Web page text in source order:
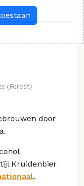
(Forest)
door
Kruidenbier
.